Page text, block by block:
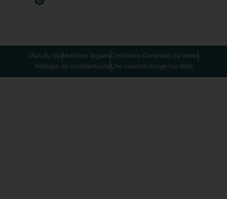
Plan du siteMentions légales Conditions Générales de Vente
Politique de confidentialitéUne création Range ton Web